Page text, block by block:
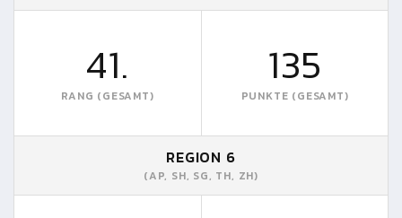
41.
RANG (GESAMT)
135
PUNKTE (GESAMT)
REGION 6
(AP, SH, SG, TH, ZH)